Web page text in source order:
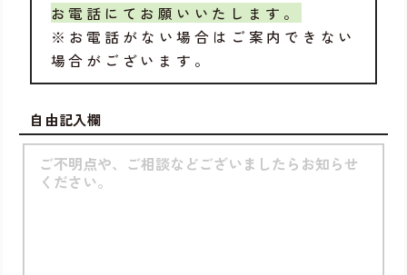
お電話にてお願いいたします。
※お電話がない場合はご案内できない
場合がございます。
自由記入欄